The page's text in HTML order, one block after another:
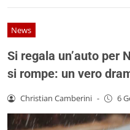
News
Si regala un’auto per
si rompe: un vero
Christian Camberini - 6